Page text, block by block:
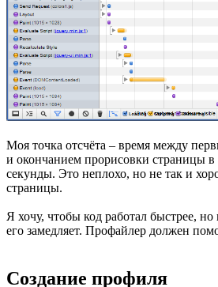
Моя точка отсчёта – время между
и окончанием прорисовки страницы в
секунды. Это неплохо, но не так и
страницы.
Я хочу, чтобы код работал быстрее,
его замедляет. Профайлер должен
Создание профиля